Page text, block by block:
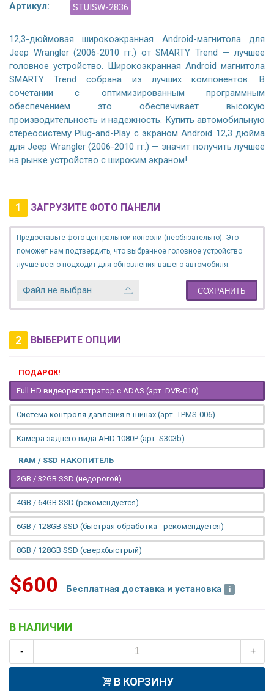
Артикул: STUISW-2836
12,3-дюймовая широкоэкранная Android-магнитола для
Jeep Wrangler (2006-2010 гг.) от SMARTY Trend — лучшее
головное устройство. Широкоэкранная Android магнитола
SMARTY Trend собрана из лучших компонентов. В
сочетании с оптимизированным программным
обеспечением это обеспечивает высокую
производительность и надежность. Купить автомобильную
стереосистему Plug-and-Play с экраном Android 12,3 дюйма
для Jeep Wrangler (2006-2010 гг.) — значит получить лучшее
на рынке устройство с широким экраном!
1 ЗАГРУЗИТЕ ФОТО ПАНЕЛИ
Предоставьте фото центральной консоли (необязательно). Это
поможет нам подтвердить, что выбранное головное устройство
лучше всего подходит для обновления вашего автомобиля.
Файл не выбран СОХРАНИТЬ
2 ВЫБЕРИТЕ ОПЦИИ
ПОДАРОК!
Full HD видеорегистратор с ADAS (арт. DVR-010)
Система контроля давления в шинах (арт. TPMS-006)
Камера заднего вида AHD 1080P (арт. S303b)
RAM / SSD НАКОПИТЕЛЬ
2GB / 32GB SSD (недорогой)
4GB / 64GB SSD (рекомендуется)
6GB / 128GB SSD (быстрая обработка - рекомендуется)
8GB / 128GB SSD (сверхбыстрый)
$600 Бесплатная доставка и установка
В НАЛИЧИИ
- +
В КОРЗИНУ